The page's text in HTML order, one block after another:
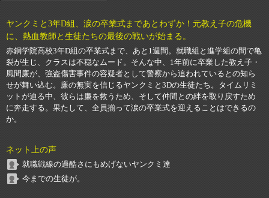
ヤンクミと3年D組、涙の卒業式まであとわずか！元教え子の危機
に、熱血教師と生徒たちの最後の戦いが始まる。
赤銅学院高校3年D組の卒業式まで、あと1週間。就職組と進学組の間で亀
裂が生じ、クラスは不穏なムード。そんな中、1年前に卒業した教え子・
風間廉が、強盗傷害事件の容疑者として警察から追われているとの知ら
せが舞い込む。廉の無実を信じるヤンクミと3Dの生徒たち。タイムリミ
ットが迫る中、彼らは廉を救うため、そして仲間との絆を取り戻すため
に奔走する。果たして、全員揃って涙の卒業式を迎えることはできるの
か。
ネット上の声
就職戦線の過酷さにもめげないヤンクミ達
今までの生徒が。